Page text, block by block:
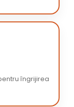
îngrijirea